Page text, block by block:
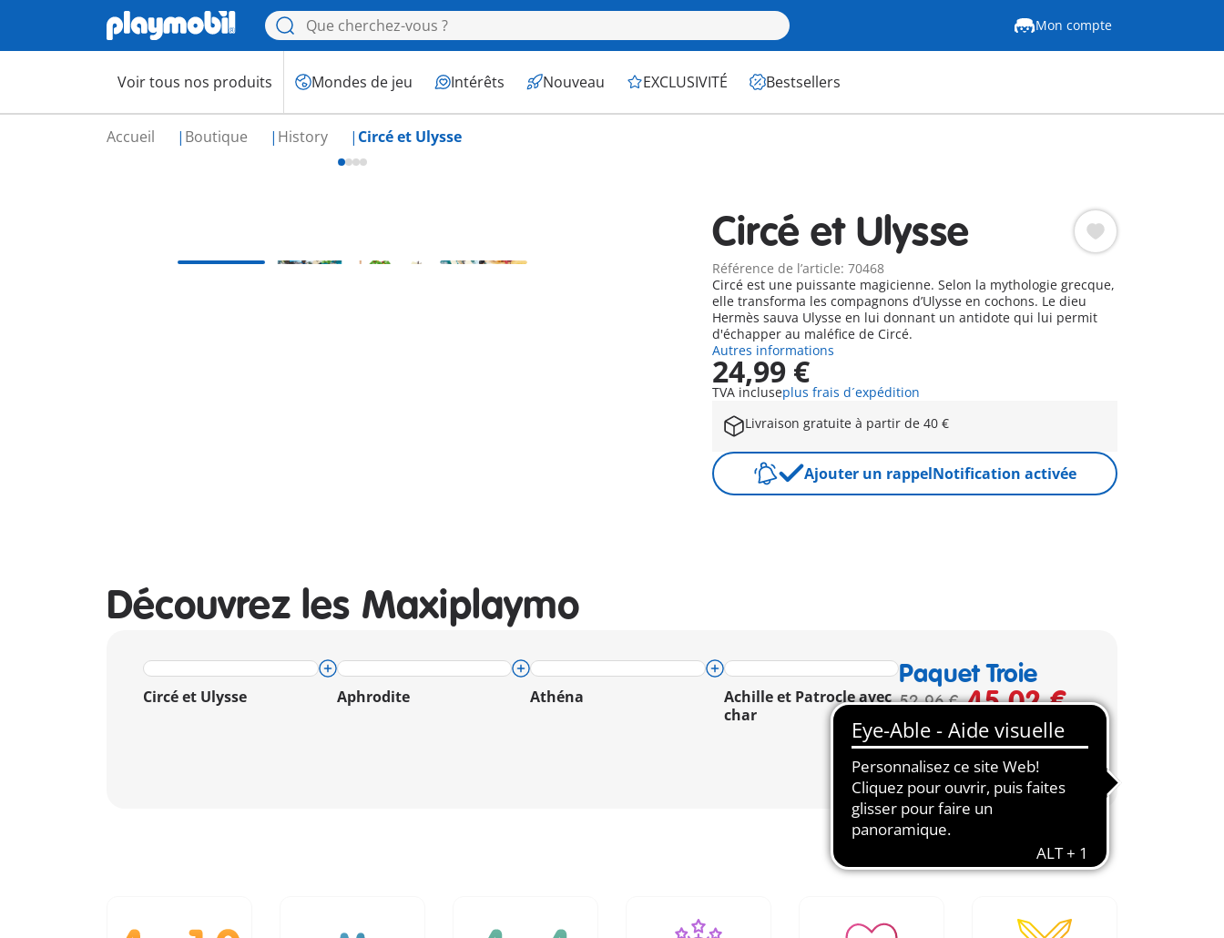
Mon compte
Voir tous nos produits Mondes de jeu Intérêts Nouveau EXCLUSIVITÉ Bestsellers
Accueil Boutique History Circé et Ulysse
Circé et Ulysse
Référence de l’article: 70468
Circé est une puissante magicienne. Selon la mythologie grecque,
elle transforma les compagnons d’Ulysse en cochons. Le dieu
Hermès sauva Ulysse en lui donnant un antidote qui lui permit
d'échapper au maléfice de Circé.
Autres informations
24,99 €
TVA incluseplus frais d´expédition
Livraison gratuite à partir de 40 €
Ajouter un rappelNotification activée
Découvrez les Maxiplaymo
Circé et Ulysse Aphrodite Athéna
Achille et Patrocle avec
char
Paquet Troie
52,96 € 45,02 €
-15%
Voir le Maxiplaymo